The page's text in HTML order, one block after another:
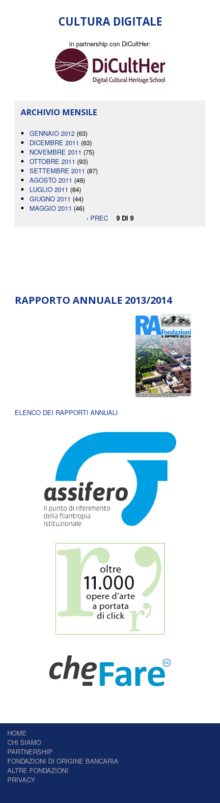
CULTURA DIGITALE
in partnership con DiCultHer:
ARCHIVIO MENSILE
GENNAIO 2012 (63)
DICEMBRE 2011 (63)
NOVEMBRE 2011 (75)
OTTOBRE 2011 (93)
SETTEMBRE 2011 (87)
AGOSTO 2011 (49)
LUGLIO 2011 (84)
GIUGNO 2011 (44)
MAGGIO 2011 (46)
‹ PREC
9 DI 9
RAPPORTO ANNUALE 2013/2014
ELENCO DEI RAPPORTI ANNUALI
HOME
CHI SIAMO
PARTNERSHIP
FONDAZIONI DI ORIGINE BANCARIA
ALTRE FONDAZIONI
PRIVACY